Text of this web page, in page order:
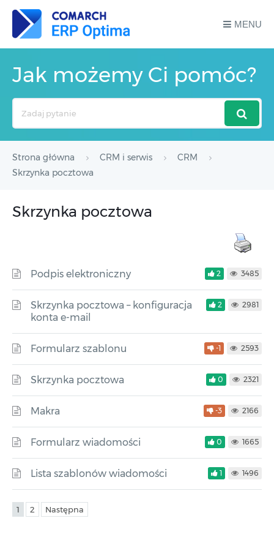
MENU
Jak możemy Ci pomóc?
Strona główna CRM i serwis
CRM
Skrzynka pocztowa
Skrzynka pocztowa
Podpis elektroniczny 2 3485
Skrzynka pocztowa – konfiguracja
konta e-mail
2 2981
Formularz szablonu -1 2593
Skrzynka pocztowa 0 2321
Makra -3 2166
Formularz wiadomości 0 1665
Lista szablonów wiadomości 1 1496
1 2 Następna